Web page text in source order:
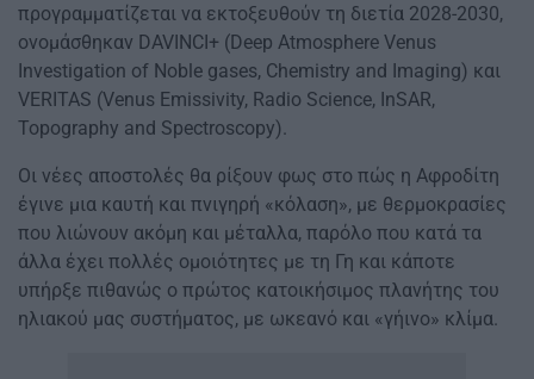
προγραμματίζεται να εκτοξευθούν τη διετία 2028-2030,
ονομάσθηκαν DAVINCI+ (Deep Atmosphere Venus
Investigation of Noble gases, Chemistry and Imaging) και
VERITAS (Venus Emissivity, Radio Science, InSAR,
Topography and Spectroscopy).
Οι νέες αποστολές θα ρίξουν φως στο πώς η Αφροδίτη
έγινε μια καυτή και πνιγηρή «κόλαση», με θερμοκρασίες
που λιώνουν ακόμη και μέταλλα, παρόλο που κατά τα
άλλα έχει πολλές ομοιότητες με τη Γη και κάποτε
υπήρξε πιθανώς ο πρώτος κατοικήσιμος πλανήτης του
ηλιακού μας συστήματος, με ωκεανό και «γήινο» κλίμα.